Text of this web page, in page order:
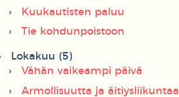
Kuukautisten paluu
Tie kohdunpoistoon
Lokakuu (5)
Vähän vaikeampi päivä
Armollisuutta ja äitiysliikuntaa